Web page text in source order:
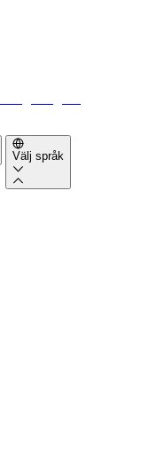
Välj språk